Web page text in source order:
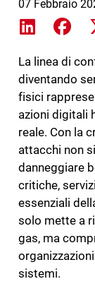
07 Febbraio
Share on
La linea di
diventando
fisici
azioni digitali
reale. Con la
attacchi non
danneggiare
critiche,
essenziali
solo mette a
gas, ma
sistemi.